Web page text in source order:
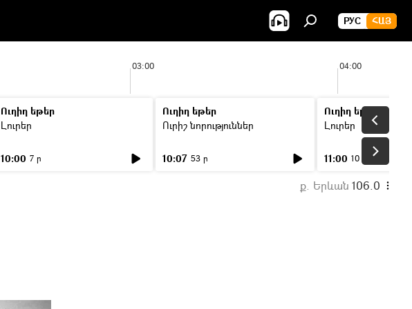
РУС ՀԱՅ
03:00 04:00
Ուղիղ եթեր
Լուրեր
10:00 7 ր
Ուղիղ եթեր
Ուրիշ նորություններ
10:07 53 ր
Ուղիղ եթեր
Լուրեր
11:00 10 ր
ք. Երևան 106.0